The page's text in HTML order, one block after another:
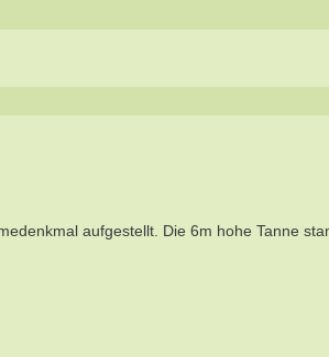
aufgestellt. Die 6m hohe Tanne